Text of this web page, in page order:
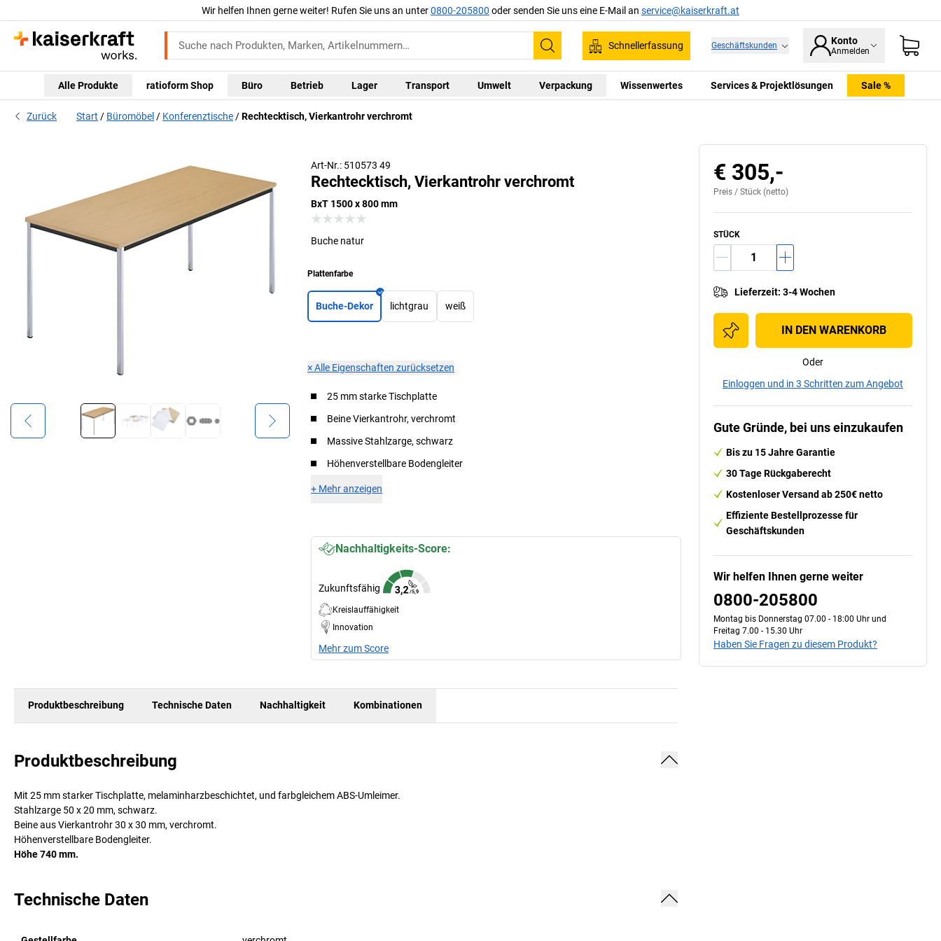
Wir helfen Ihnen gerne weiter! Rufen Sie uns an unter0800-205800 oder senden Sie uns eine E-Mail an service@kaiserkraft.at
Suchen
Schnellerfassung Geschäftskunden Konto
Anmelden
Alle Produkte ratioform Shop Büro Betrieb Lager Transport Umwelt Verpackung Wissenwertes Services & Projektlösungen Sale %
Zurück Start Büromöbel Konferenztische Rechtecktisch, Vierkantrohr verchromt
Art-Nr.: 510573 49
Rechtecktisch, Vierkantrohr verchromt
BxT 1500 x 800 mm
Buche natur
Plattenfarbe
Buche-Dekor lichtgrau weiß
×Alle Eigenschaften zurücksetzen
25 mm starke Tischplatte
Beine Vierkantrohr, verchromt
Massive Stahlzarge, schwarz
Höhenverstellbare Bodengleiter
+ Mehr anzeigen
Nachhaltigkeits-Score:
Zukunftsfähig
Kreislauffähigkeit
Innovation
Mehr zum Score
Produktbeschreibung Technische Daten Nachhaltigkeit Kombinationen
Produktbeschreibung
Mit 25 mm starker Tischplatte, melaminharzbeschichtet, und farbgleichem ABS-Umleimer.
Stahlzarge 50 x 20 mm, schwarz.
Beine aus Vierkantrohr 30 x 30 mm, verchromt.
Höhenverstellbare Bodengleiter.
Höhe 740 mm.
Technische Daten
€ 305,-
Preis / Stück (netto)
STÜCK
Lieferzeit: 3-4 Wochen
IN DEN WARENKORB
Oder
Einloggen und in 3 Schritten zum Angebot
Gute Gründe, bei uns einzukaufen
Bis zu 15 Jahre Garantie
30 Tage Rückgaberecht
Kostenloser Versand ab 250€ netto
Effiziente Bestellprozesse für
Geschäftskunden
Wir helfen Ihnen gerne weiter
0800-205800
Montag bis Donnerstag 07.00 - 18:00 Uhr und
Freitag 7.00 - 15.30 Uhr
Haben Sie Fragen zu diesem Produkt?